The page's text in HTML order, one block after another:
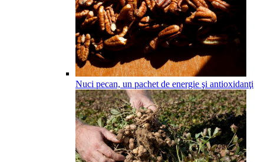
Nuci pecan, un pachet de energie şi antioxidanţi